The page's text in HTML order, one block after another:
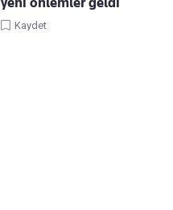
Kaydet